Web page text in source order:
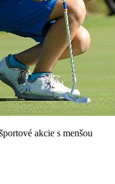
akcie s menšou